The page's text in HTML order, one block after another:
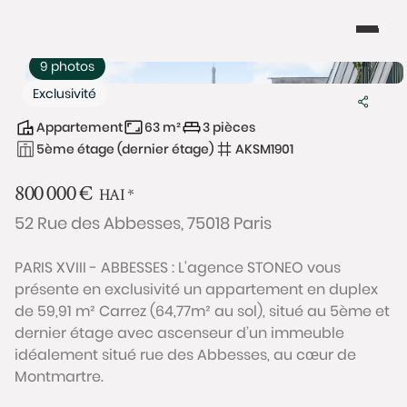
Exclusivité
9 photos
Appartement 63 m²
3 pièces
5ème étage (dernier étage)
AKSM1901
800 000€ HAI*
52 Rue des Abbesses, 75018 Paris
PARIS XVIII - ABBESSES : L'agence STONEO vous
présente en exclusivité un appartement en duplex
de 59,91 m² Carrez (64,77m² au sol), situé au 5ème et
dernier étage avec ascenseur d’un immeuble
idéalement situé rue des Abbesses, au cœur de
Montmartre.